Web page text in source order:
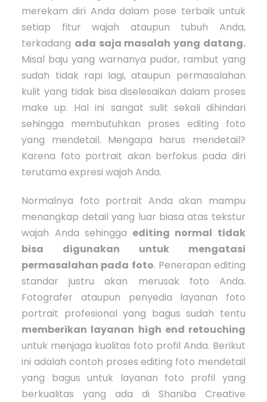
merekam diri Anda dalam pose terbaik untuk
setiap fitur wajah ataupun tubuh Anda,
terkadang ada saja masalah yang datang.
Misal baju yang warnanya pudar, rambut yang
sudah tidak rapi lagi, ataupun permasalahan
kulit yang tidak bisa diselesaikan dalam proses
make up. Hal ini sangat sulit sekali dihindari
sehingga membutuhkan proses editing foto
yang mendetail. Mengapa harus mendetail?
Karena foto portrait akan berfokus pada diri
terutama expresi wajah Anda.
Normalnya foto portrait Anda akan mampu
menangkap detail yang luar biasa atas tekstur
wajah Anda sehingga editing normal tidak
bisa digunakan untuk mengatasi
permasalahan pada foto. Penerapan editing
standar justru akan merusak foto Anda.
Fotografer ataupun penyedia layanan foto
portrait profesional yang bagus sudah tentu
memberikan layanan high end retouching
untuk menjaga kualitas foto profil Anda. Berikut
ini adalah contoh proses editing foto mendetail
yang bagus untuk layanan foto profil yang
berkualitas yang ada di Shaniba Creative